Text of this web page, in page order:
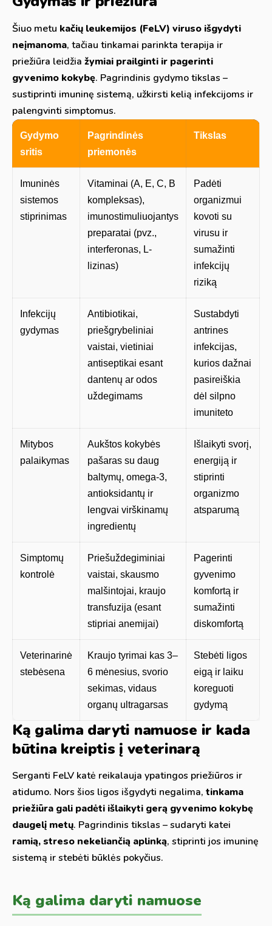
Šiuo metu kačių leukemijos (FeLV) viruso išgydyti
neįmanoma, tačiau tinkamai parinkta terapija ir
priežiūra leidžia žymiai prailginti ir pagerinti
gyvenimo kokybę. Pagrindinis gydymo tikslas –
sustiprinti imuninę sistemą, užkirsti kelią infekcijoms ir
palengvinti simptomus.
Gydymo
sritis
Pagrindinės
priemonės
Tikslas
Imuninės
sistemos
stiprinimas
Vitaminai (A, E, C, B
kompleksas),
imunostimuliuojantys
preparatai (pvz.,
interferonas, L-
lizinas)
Padėti
organizmui
kovoti su
virusu ir
sumažinti
infekcijų
riziką
Infekcijų
gydymas
Antibiotikai,
priešgrybeliniai
vaistai, vietiniai
antiseptikai esant
dantenų ar odos
uždegimams
Sustabdyti
antrines
infekcijas,
kurios dažnai
pasireiškia
dėl silpno
imuniteto
Mitybos
palaikymas
Aukštos kokybės
pašaras su daug
baltymų, omega-3,
antioksidantų ir
lengvai virškinamų
ingredientų
Išlaikyti svorį,
energiją ir
stiprinti
organizmo
atsparumą
Simptomų
kontrolė
Priešuždegiminiai
vaistai, skausmo
malšintojai, kraujo
transfuzija (esant
stipriai anemijai)
Pagerinti
gyvenimo
komfortą ir
sumažinti
diskomfortą
Veterinarinė
stebėsena
Kraujo tyrimai kas 3–
6 mėnesius, svorio
sekimas, vidaus
organų ultragarsas
Stebėti ligos
eigą ir laiku
koreguoti
gydymą
Ką galima daryti namuose ir kada
būtina kreiptis į veterinarą
Serganti FeLV katė reikalauja ypatingos priežiūros ir
atidumo. Nors šios ligos išgydyti negalima, tinkama
priežiūra gali padėti išlaikyti gerą gyvenimo kokybę
daugelį metų. Pagrindinis tikslas – sudaryti katei
ramią, streso nekeliančią aplinką, stiprinti jos imuninę
sistemą ir stebėti būklės pokyčius.
Ką galima daryti namuose